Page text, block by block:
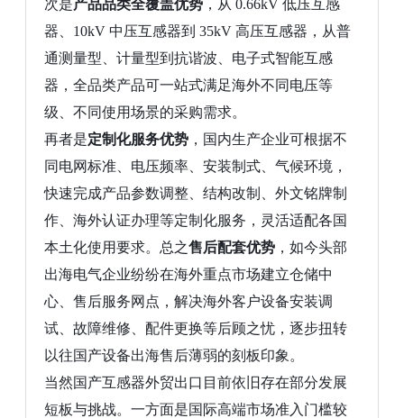
次是产品品类全覆盖优势 ，从 0.66kV 低压互感
器、10kV 中压互感器到 35kV 高压互感器，从普
通测量型、计量型到抗谐波、电子式智能互感
器，全品类产品可一站式满足海外不同电压等
级、不同使用场景的采购需求。
再者是定制化服务优势 ，国内生产企业可根据不
同电网标准、电压频率、安装制式、气候环境，
快速完成产品参数调整、结构改制、外文铭牌制
作、海外认证办理等定制化服务，灵活适配各国
本土化使用要求。总之售后配套优势 ，如今头部
出海电气企业纷纷在海外重点市场建立仓储中
心、售后服务网点，解决海外客户设备安装调
试、故障维修、配件更换等后顾之忧，逐步扭转
以往国产设备出海售后薄弱的刻板印象。
当然国产互感器外贸出口目前依旧存在部分发展
短板与挑战。一方面是国际高端市场准入门槛较